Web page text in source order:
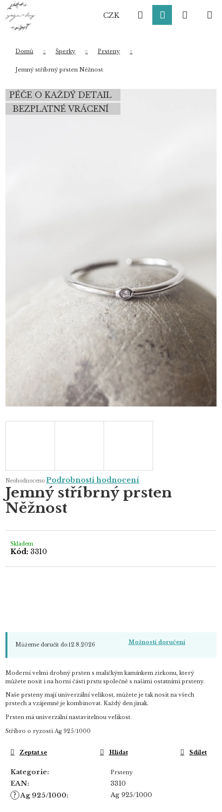
Přejít
obsah
CZK HledatPřihlášení
Domů Šperky Prsteny
Jemný stříbrný prsten Něžnost
Průměrné
produktu
je
0,0
z
Neohodnoceno Podrobnosti hodnocení
Jemný stříbrný prsten
Něžnost
Skladem
Kód: 3310
Můžeme doručit do:12.8.2026 Možnosti doručení
Moderní velmi drobný prsten s maličkým kamínkem zirkonu, který
můžete nosit i na horní části prstu společně s našimi ostatními prsteny.
Naše prsteny mají univerzální velikost, můžete je tak nosit na všech
prstech a vzájemně je kombinovat. Každý den jinak.
Prsten má univerzální nastavitelnou velikost.
Stříbro o ryzosti Ag 925/1000
Kategorie: Prsteny
EAN: 3310
? Ag 925/1000: Ag 925/1000
Zeptat se Hlídat Sdílet
PÉČE O KAŽDÝ DETAIL
BEZPLATNÉ VRÁCENÍ
K
o
Zpět
Zpět
Co potřebujete najít?